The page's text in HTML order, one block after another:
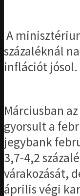
A
százaléknál
inflációt jósol.
Márciusban
gyorsult a
jegybank
3,7-4,2
várakozását,
április végi